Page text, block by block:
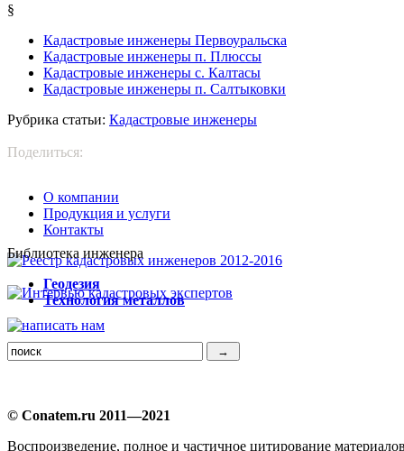
§
Кадастровые инженеры Первоуральска
Кадастровые инженеры п. Плюссы
Кадастровые инженеры с. Калтасы
Кадастровые инженеры п. Салтыковки
Рубрика статьи: Кадастровые инженеры
Поделиться:
О компании
Продукция и услуги
Контакты
Библиотека инженера
Геодезия
Технология металлов
© Conatem.ru 2011—2021
Воспроизведение, полное и частичное цитирование